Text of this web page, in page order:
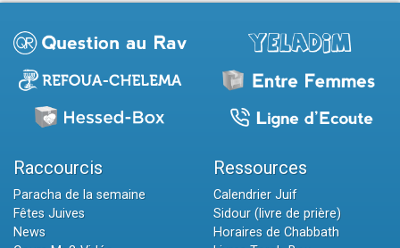
Raccourcis
Paracha de la semaine
Fêtes Juives
News
Ressources
Calendrier Juif
Sidour (livre de prière)
Horaires de Chabbath